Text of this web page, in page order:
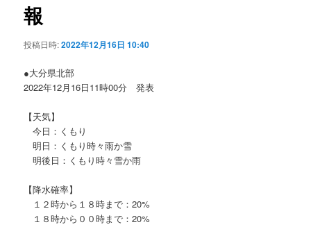
ョ
ン
報
投稿日時:2022年12月16日 10:40
●大分県北部
2022年12月16日11時00分 発表
【天気】
今日：くもり
明日：くもり時々雨か雪
明後日：くもり時々雪か雨
【降水確率】
１２時から１８時まで：20%
１８時から００時まで：20%